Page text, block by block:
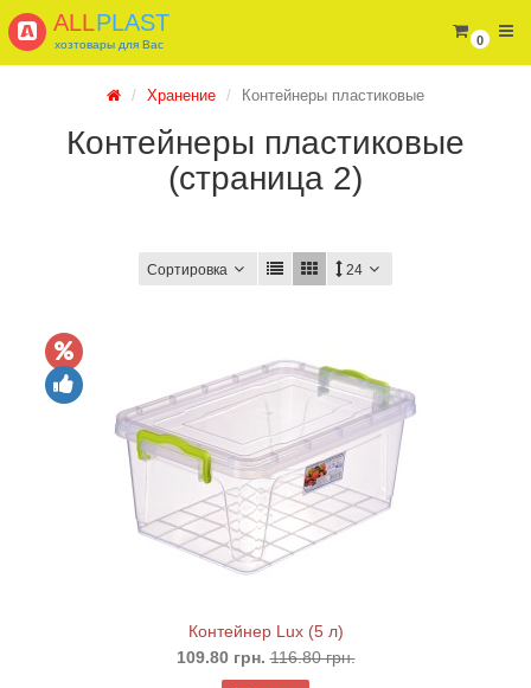
0
ALLPLAST
хозтовары для Вас
Хранение Контейнеры пластиковые
Контейнеры пластиковые
(страница 2)
Сортировка 24
Контейнер Lux (5 л)
109.80 грн. 116.80 грн.